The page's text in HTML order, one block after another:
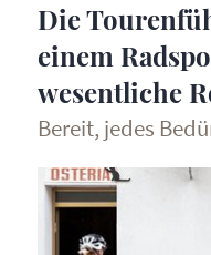
Die
einem
wesentliche
Bereit, jedes